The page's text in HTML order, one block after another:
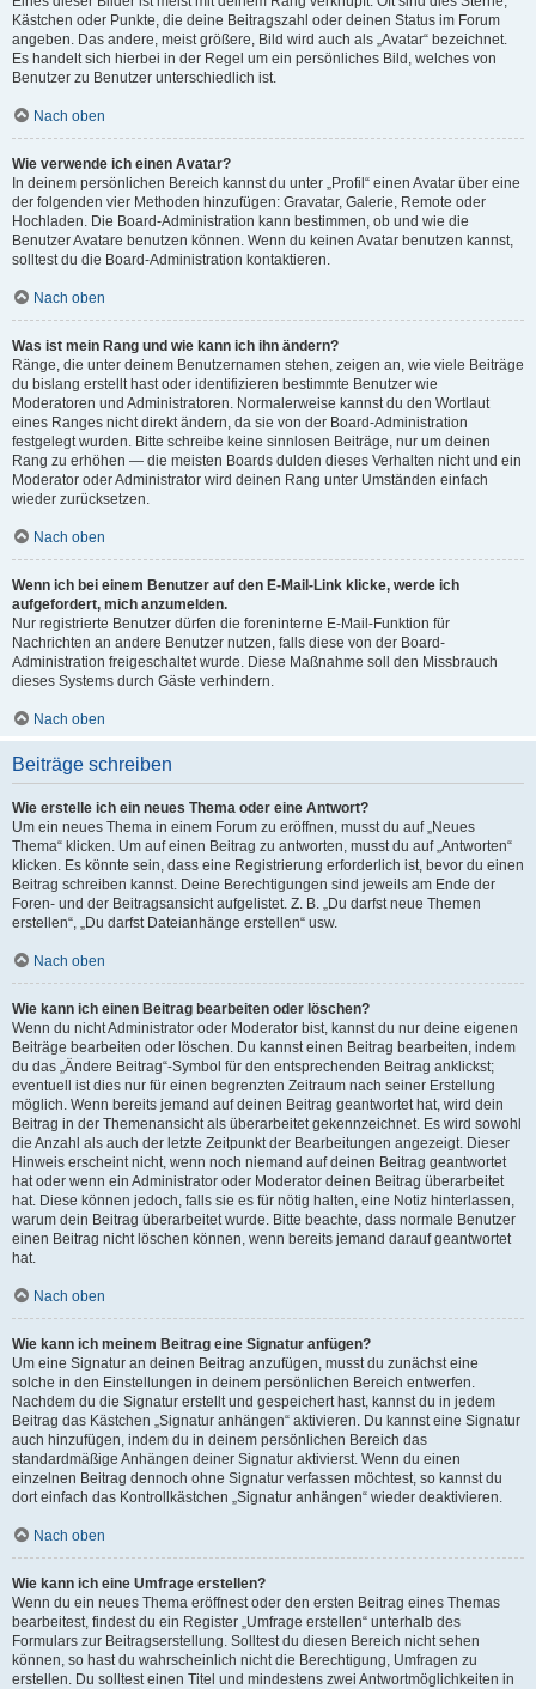
Kästchen oder Punkte, die deine Beitragszahl oder deinen Status im Forum
angeben. Das andere, meist größere, Bild wird auch als „Avatar“ bezeichnet.
Es handelt sich hierbei in der Regel um ein persönliches Bild, welches von
Benutzer zu Benutzer unterschiedlich ist.
Nach oben
Wie verwende ich einen Avatar?
In deinem persönlichen Bereich kannst du unter „Profil“ einen Avatar über eine
der folgenden vier Methoden hinzufügen: Gravatar, Galerie, Remote oder
Hochladen. Die Board-Administration kann bestimmen, ob und wie die
Benutzer Avatare benutzen können. Wenn du keinen Avatar benutzen kannst,
solltest du die Board-Administration kontaktieren.
Nach oben
Was ist mein Rang und wie kann ich ihn ändern?
Ränge, die unter deinem Benutzernamen stehen, zeigen an, wie viele Beiträge
du bislang erstellt hast oder identifizieren bestimmte Benutzer wie
Moderatoren und Administratoren. Normalerweise kannst du den Wortlaut
eines Ranges nicht direkt ändern, da sie von der Board-Administration
festgelegt wurden. Bitte schreibe keine sinnlosen Beiträge, nur um deinen
Rang zu erhöhen — die meisten Boards dulden dieses Verhalten nicht und ein
Moderator oder Administrator wird deinen Rang unter Umständen einfach
wieder zurücksetzen.
Nach oben
Wenn ich bei einem Benutzer auf den E-Mail-Link klicke, werde ich
aufgefordert, mich anzumelden.
Nur registrierte Benutzer dürfen die foreninterne E-Mail-Funktion für
Nachrichten an andere Benutzer nutzen, falls diese von der Board-
Administration freigeschaltet wurde. Diese Maßnahme soll den Missbrauch
dieses Systems durch Gäste verhindern.
Nach oben
Beiträge schreiben
Wie erstelle ich ein neues Thema oder eine Antwort?
Um ein neues Thema in einem Forum zu eröffnen, musst du auf „Neues
Thema“ klicken. Um auf einen Beitrag zu antworten, musst du auf „Antworten“
klicken. Es könnte sein, dass eine Registrierung erforderlich ist, bevor du einen
Beitrag schreiben kannst. Deine Berechtigungen sind jeweils am Ende der
Foren- und der Beitragsansicht aufgelistet. Z. B. „Du darfst neue Themen
erstellen“, „Du darfst Dateianhänge erstellen“ usw.
Nach oben
Wie kann ich einen Beitrag bearbeiten oder löschen?
Wenn du nicht Administrator oder Moderator bist, kannst du nur deine eigenen
Beiträge bearbeiten oder löschen. Du kannst einen Beitrag bearbeiten, indem
du das „Ändere Beitrag“-Symbol für den entsprechenden Beitrag anklickst;
eventuell ist dies nur für einen begrenzten Zeitraum nach seiner Erstellung
möglich. Wenn bereits jemand auf deinen Beitrag geantwortet hat, wird dein
Beitrag in der Themenansicht als überarbeitet gekennzeichnet. Es wird sowohl
die Anzahl als auch der letzte Zeitpunkt der Bearbeitungen angezeigt. Dieser
Hinweis erscheint nicht, wenn noch niemand auf deinen Beitrag geantwortet
hat oder wenn ein Administrator oder Moderator deinen Beitrag überarbeitet
hat. Diese können jedoch, falls sie es für nötig halten, eine Notiz hinterlassen,
warum dein Beitrag überarbeitet wurde. Bitte beachte, dass normale Benutzer
einen Beitrag nicht löschen können, wenn bereits jemand darauf geantwortet
hat.
Nach oben
Wie kann ich meinem Beitrag eine Signatur anfügen?
Um eine Signatur an deinen Beitrag anzufügen, musst du zunächst eine
solche in den Einstellungen in deinem persönlichen Bereich entwerfen.
Nachdem du die Signatur erstellt und gespeichert hast, kannst du in jedem
Beitrag das Kästchen „Signatur anhängen“ aktivieren. Du kannst eine Signatur
auch hinzufügen, indem du in deinem persönlichen Bereich das
standardmäßige Anhängen deiner Signatur aktivierst. Wenn du einen
einzelnen Beitrag dennoch ohne Signatur verfassen möchtest, so kannst du
dort einfach das Kontrollkästchen „Signatur anhängen“ wieder deaktivieren.
Nach oben
Wie kann ich eine Umfrage erstellen?
Wenn du ein neues Thema eröffnest oder den ersten Beitrag eines Themas
bearbeitest, findest du ein Register „Umfrage erstellen“ unterhalb des
Formulars zur Beitragserstellung. Solltest du diesen Bereich nicht sehen
können, so hast du wahrscheinlich nicht die Berechtigung, Umfragen zu
erstellen. Du solltest einen Titel und mindestens zwei Antwortmöglichkeiten in